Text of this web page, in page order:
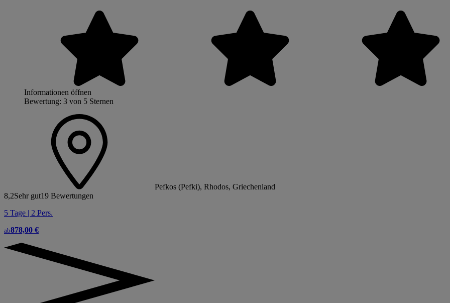
Informationen öffnen
Bewertung: 3 von 5 Sternen
Pefkos (Pefki), Rhodos, Griechenland
8,2Sehr gut19 Bewertungen
5 Tage | 2 Pers.
ab878,00 €